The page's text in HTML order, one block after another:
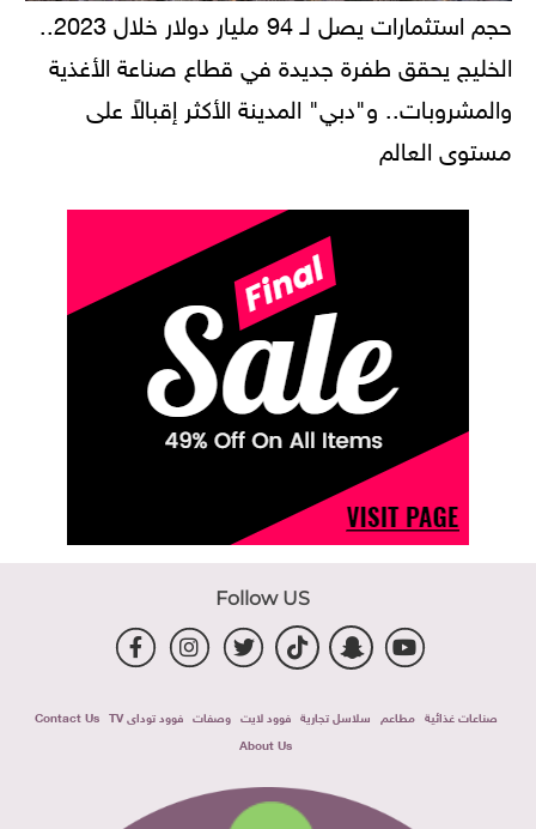
الخليج يحقق طفرة جديدة في قطاع صناعة الأغذية
والمشروبات.. و"دبي" المدينة الأكثر إقبالاً على
مستوى العالم
Follow US
صناعات غذائية مطاعم سلاسل تجارية فوود لايت وصفات فوود توداى TV
Contact Us
About Us